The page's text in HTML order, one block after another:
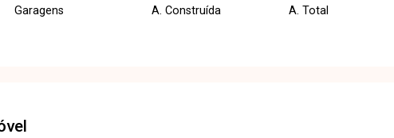
Garagens A. Construída A. Total